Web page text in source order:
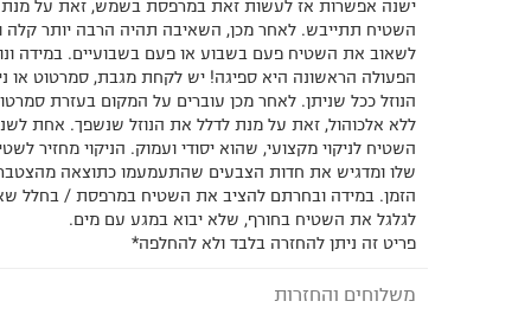
ישנה אפשרות אז לעשות זאת במרפסת בשמש, זאת על
השטיח תתייבש. לאחר מכן, השאיבה תהיה הרבה יותר קלה
לשאוב את השטיח פעם בשבוע או פעם בשבועיים. במידה
הפעולה הראשונה היא ספיגה! יש לקחת מגבת, סמרטוט או
הנוזל ככל שניתן. לאחר מכן עוברים על המקום בעזרת
ללא אלכוהול, זאת על מנת לדלל את הנוזל שנשפך. אחת
השטיח לניקוי מקצועי, שהוא יסודי ועמוק. הניקוי מחזיר
שלו ומדגיש את חדות הצבעים שהתעמעמו כתוצאה
הזמן. במידה ובחרתם להציב את השטיח במרפסת / בחלל
לגלגל את השטיח בחורף, שלא יבוא במגע עם מים.
פריט זה ניתן להחזרה בלבד ולא להחלפה*
משלוחים והחזרות